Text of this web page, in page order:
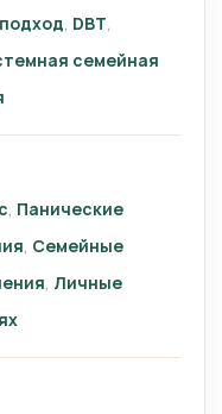
DBT
семейная
Панические
Семейные
Личные